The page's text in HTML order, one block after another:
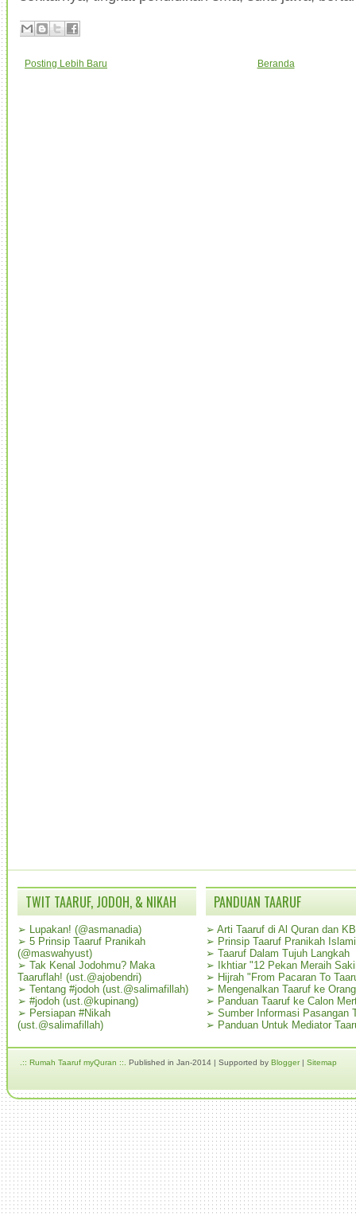
Posting Lebih Baru Beranda
TWIT TAARUF, JODOH, & NIKAH
➢ Lupakan! (@asmanadia)
➢ 5 Prinsip Taaruf Pranikah
(@maswahyust)
➢ Tak Kenal Jodohmu? Maka
Taaruflah! (ust.@ajobendri)
➢ Tentang #jodoh (ust.@salimafillah)
➢ #jodoh (ust.@kupinang)
➢ Persiapan #Nikah
(ust.@salimafillah)
PANDUAN TAARUF
➢ Arti Taaruf di Al Quran dan
➢ Prinsip Taaruf Pranikah Islami
➢ Taaruf Dalam Tujuh Langkah
➢
Ikhtiar "12 Pekan Meraih
➢ Hijrah "From Pacaran To
➢ Mengenalkan Taaruf ke
➢ Panduan Taaruf ke Calon
➢ Sumber Informasi Pasangan
➢ Panduan Untuk Mediator
.:: Rumah Taaruf myQuran ::. Published in Jan-2014 | Supported by Blogger| Sitemap